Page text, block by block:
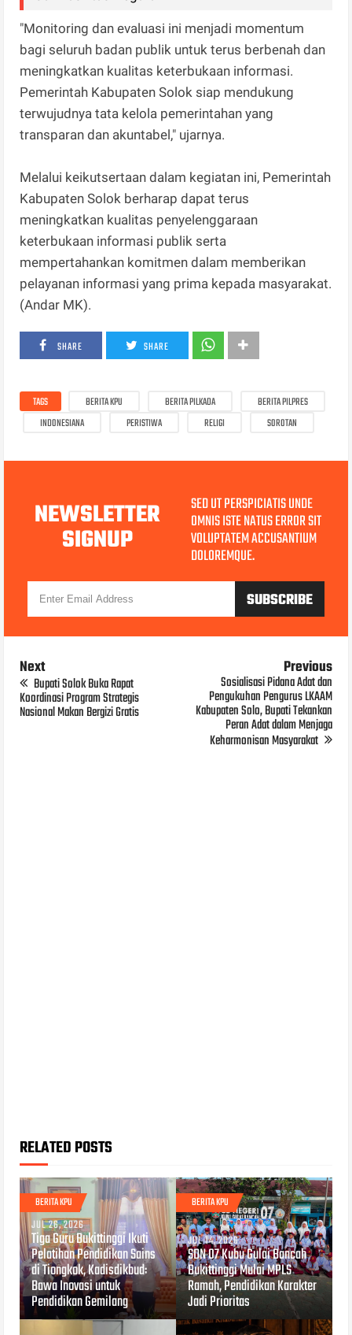
"Monitoring dan evaluasi ini menjadi momentum
bagi seluruh badan publik untuk terus berbenah dan
meningkatkan kualitas keterbukaan informasi.
Pemerintah Kabupaten Solok siap mendukung
terwujudnya tata kelola pemerintahan yang
transparan dan akuntabel," ujarnya.
Melalui keikutsertaan dalam kegiatan ini, Pemerintah
Kabupaten Solok berharap dapat terus
meningkatkan kualitas penyelenggaraan
keterbukaan informasi publik serta
mempertahankan komitmen dalam memberikan
pelayanan informasi yang prima kepada masyarakat.
(Andar MK).
SHARE SHARE
TAGS BERITA KPU BERITA PILKADA
BERITA PILPRES
INDONESIANA
PERISTIWA RELIGI SOROTAN
NEWSLETTER
SIGNUP
SED UT PERSPICIATIS UNDE
OMNIS ISTE NATUS ERROR SIT
VOLUPTATEM ACCUSANTIUM
DOLOREMQUE.
Next
Bupati Solok Buka Rapat
Koordinasi Program Strategis
Nasional Makan Bergizi Gratis
Previous
Sosialisasi Pidana Adat dan
Pengukuhan Pengurus LKAAM
Kabupaten Solo, Bupati Tekankan
Peran Adat dalam Menjaga
Keharmonisan Masyarakat
RELATED POSTS
BERITA KPU
JUL 26, 2026
Tiga Guru Bukittinggi Ikuti
Pelatihan Pendidikan Sains
di Tiongkok, Kadisdikbud:
Bawa Inovasi untuk
Pendidikan Gemilang
BERITA KPU
JUL 14, 2026
SDN 07 Kubu Gulai Bancah
Bukittinggi Mulai MPLS
Ramah, Pendidikan Karakter
Jadi Prioritas